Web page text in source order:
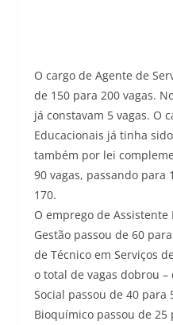
O cargo de Agente de
de 150 para 200 vagas.
já constavam 5 vagas. O
Educacionais já tinha
também por lei
90 vagas, passando para
170.
O emprego de Assistente
Gestão passou de 60
de Técnico em Serviços
o total de vagas dobrou
Social passou de 40 para
Bioquímico passou de 25